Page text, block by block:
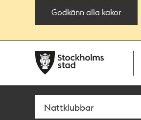
Godkänn alla kakor
navigationen
huvudinnehållet
Sök